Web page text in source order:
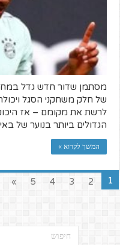
מסתמן שדור חדש גדל
של חלק משחקני הסגל
לרשת את מקומם – אז
הגדולים ביותר בנוער של
המשך לקרוא »
1
2
3
4
5
»